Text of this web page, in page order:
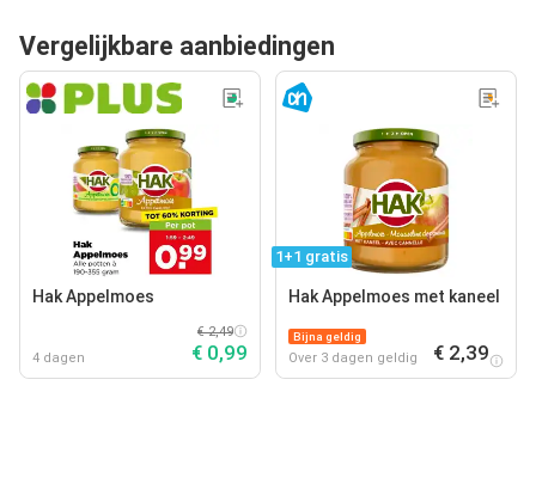
Vergelijkbare aanbiedingen
Hak Appelmoes
4 dagen
€ 2,49
€ 0,99
1+1 gratis
Hak Appelmoes met kaneel
Bijna geldig
Over 3 dagen geldig € 2,39